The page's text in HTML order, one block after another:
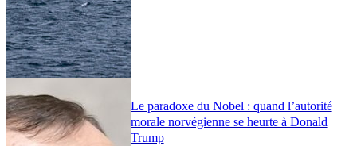
Le paradoxe du Nobel : quand l’autorité
morale norvégienne se heurte à Donald
Trump